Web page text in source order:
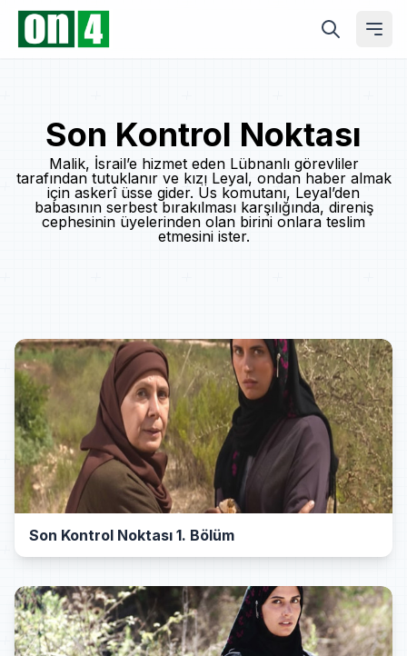
Son Kontrol Noktası
Malik, İsrail’e hizmet eden Lübnanlı görevliler
tarafından tutuklanır ve kızı Leyal, ondan haber almak
için askerî üsse gider. Üs komutanı, Leyal’den
babasının serbest bırakılması karşılığında, direniş
cephesinin üyelerinden olan birini onlara teslim
etmesini ister.
Son Kontrol Noktası 1. Bölüm